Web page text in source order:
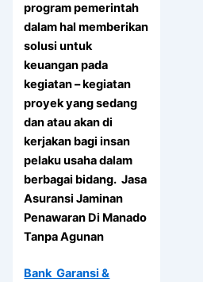
program pemerintah
dalam hal memberikan
solusi untuk
keuangan pada
kegiatan – kegiatan
proyek yang sedang
dan atau akan di
kerjakan bagi insan
pelaku usaha dalam
berbagai bidang. Jasa
Asuransi Jaminan
Penawaran Di Manado
Tanpa Agunan
Bank Garansi &